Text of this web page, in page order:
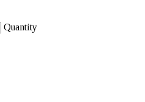
Quantity